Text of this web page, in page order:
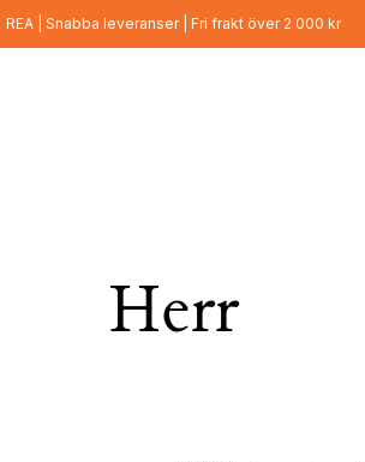
REA | Snabba leveranser | Fri frakt över 2 000 kr
Herr